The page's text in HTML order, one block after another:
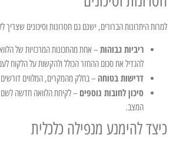
למרות היתרונות הברורים, ישנם גם חסרונות וסיכונים שצריך
ריביות גבוהות– אחת מהתכונות המרכזיות של
להגדיל את סכום ההחזר הכולל ולהקשות על הלקוח
דרישות בטוחה – בחלק מהמקרים, המלווים דורשים
סיכון לחובות נוספים – לקיחת הלוואה חדשה לשם
המצב.
כיצד להימנע מנפילה כלכלית